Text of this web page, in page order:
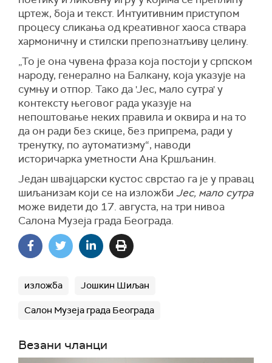
цртеж, боја и текст. Интуитивним приступом
процесу сликања од креативног хаоса ствара
хармоничну и стилски препознатљиву целину.
„То је она чувена фраза која постоји у српском
народу, генерално на Балкану, која указује на
сумњу и отпор. Тако да 'Јес, мало сутра' у
контексту његовог рада указује на
непоштовање неких правила и оквира и на то
да он ради без скице, без припрема, ради у
тренутку, по аутоматизму“, наводи
историчарка уметности Ана Кршљанин.
Један швајцарски кустос сврстао га је у правац
шиљанизам који се на изложби Јес, мало сутра
може видети до 17. августа, на три нивоа
Салона Музеја града Београда.
изложба Јошкин Шиљан
Салон Музеја града Београда
Везани чланци